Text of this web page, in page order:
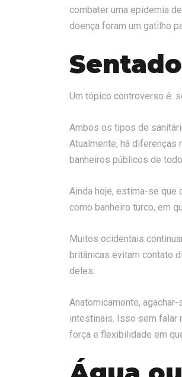
combater uma epidemia
doença foram um gatilho
Um tópico controverso é:
Ambos os tipos de
Atualmente, há diferenças
banheiros públicos de
Ainda hoje, estima-se que
como banheiro turco, em
Muitos ocidentais
britânicas evitam contato
deles.
Anatomicamente,
intestinais. Isso sem falar
força e flexibilidade em